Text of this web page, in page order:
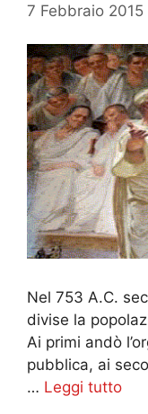
7 Febbraio 2015
Nel 753 A.C.
divise la
Ai primi andò
pubblica, ai
… Leggi tutto